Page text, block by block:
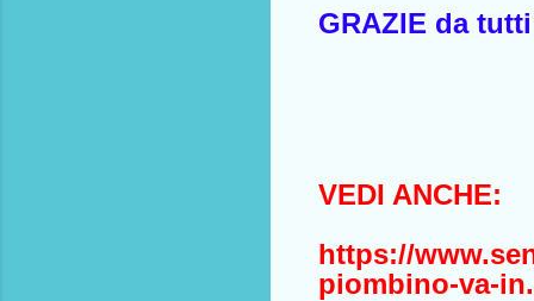
GRAZIE da
VEDI ANCHE:
https://
piombino-va-